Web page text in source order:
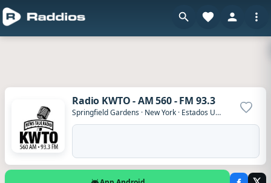
Radio KWTO - AM 560 - FM 93.3
Springfield Gardens · New York · Estados Unidos